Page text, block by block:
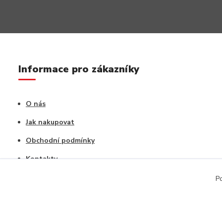
Informace pro zákazníky
O nás
Jak nakupovat
Obchodní podmínky
Kontakty